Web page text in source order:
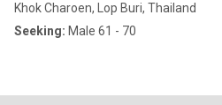
Khok Charoen, Lop Buri, Thailand
Seeking: Male 61 - 70